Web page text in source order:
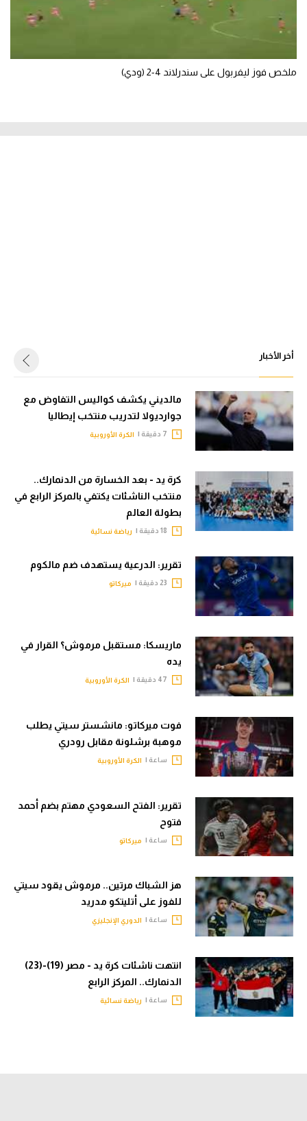
ملخص فوز ليفربول على سندرلاند 4-2 (ودي)
أخر الأخبار
مالديني يكشف كواليس التفاوض مع
جوارديولا لتدريب منتخب إيطاليا
الكرة الأوروبية
كرة يد - بعد الخسارة من الدنمارك..
منتخب الناشئات يكتفي بالمركز الرابع في
بطولة العالم
رياضة نسائية
تقرير: الدرعية يستهدف ضم مالكوم
ميركاتو
ماريسكا: مستقبل مرموش؟ القرار في
يده
الكرة الأوروبية
فوت ميركاتو: مانشستر سيتي يطلب
موهبة برشلونة مقابل رودري
ساعة | الكرة الأوروبية
تقرير: الفتح السعودي مهتم بضم أحمد
فتوح
ساعة | ميركاتو
هز الشباك مرتين.. مرموش يقود سيتي
للفوز على أتليتكو مدريد
ساعة | الدوري الإنجليزي
انتهت ناشئات كرة يد - مصر (19)-(23)
الدنمارك.. المركز الرابع
ساعة | رياضة نسائية